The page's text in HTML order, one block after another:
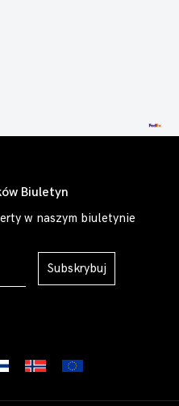
Biuletyn
w naszym biuletynie
Subskrybuj